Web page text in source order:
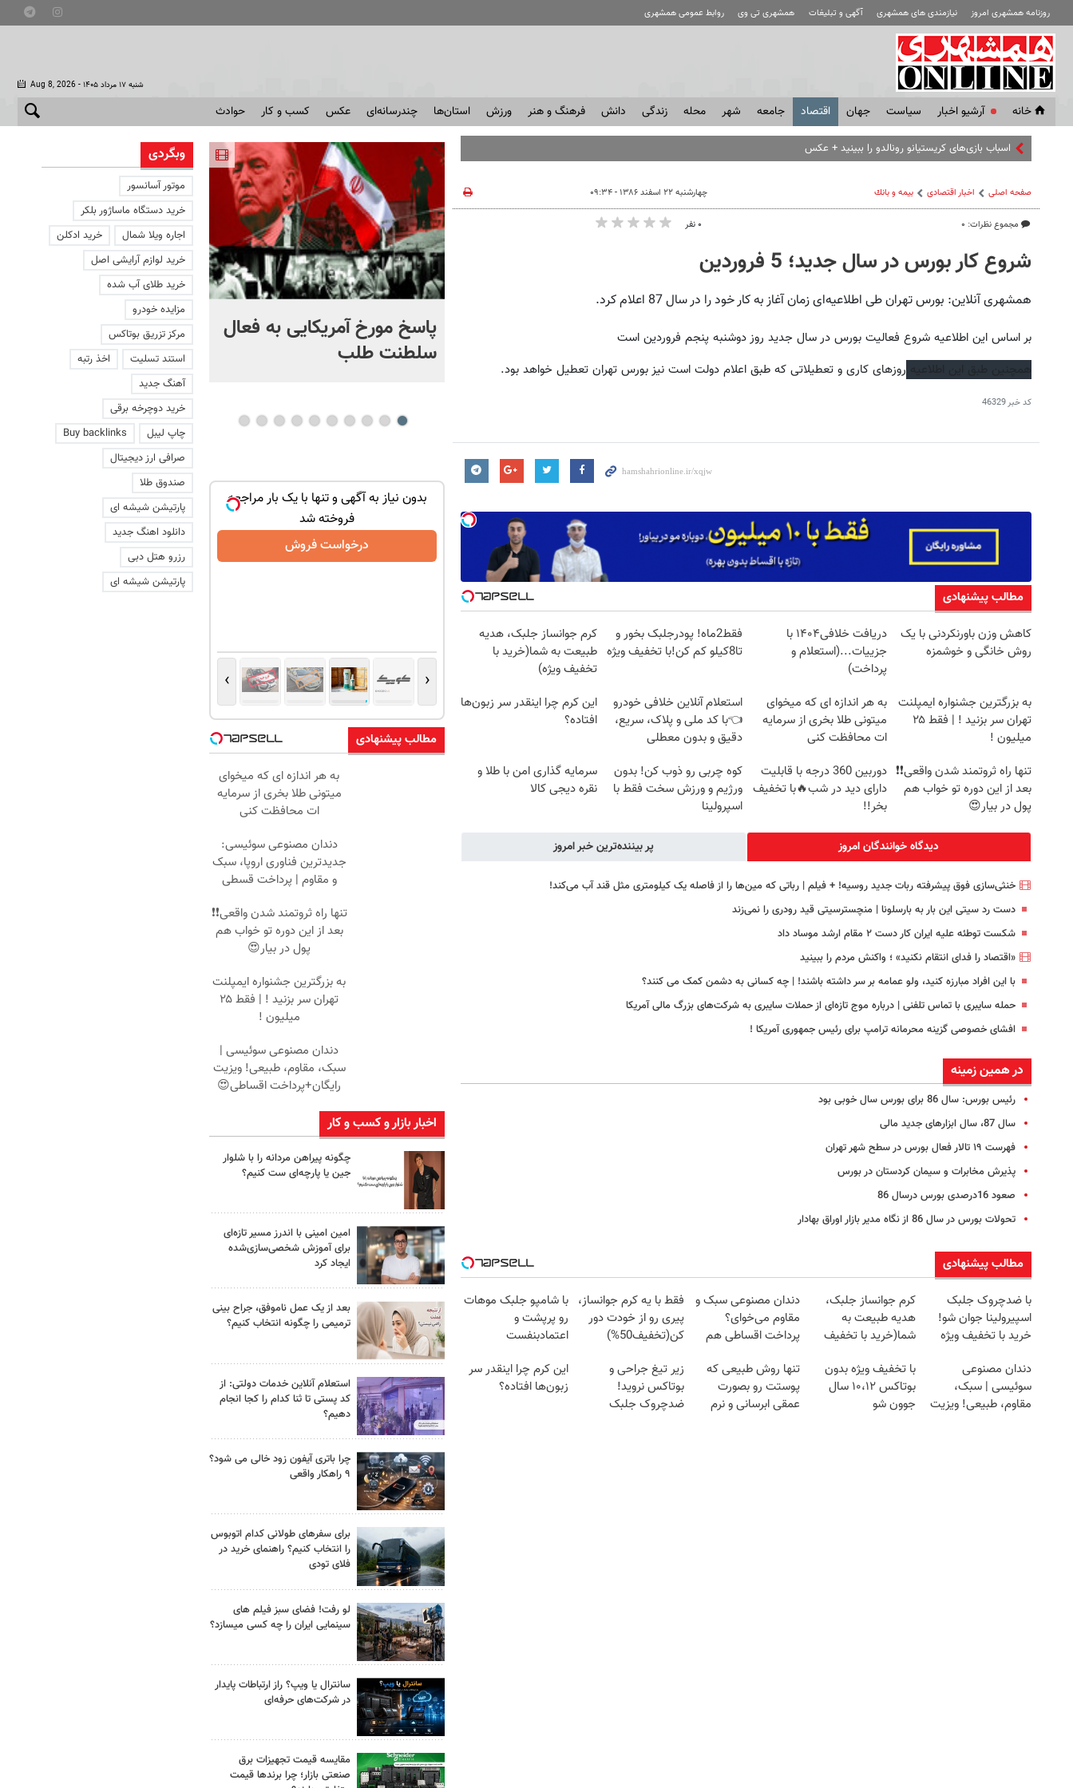
روزنامه همشهری امروز نیازمندی های همشهری آگهی و تبلیغات همشهری تی وی روابط عمومی همشهری
Aug 8, 2026 - شنبه ۱۷ مرداد ۱۴۰۵
خانه آرشیو اخبار سياست جهان اقتصاد جامعه شهر محله زندگی دانش فرهنگ و هنر ورزش استان‌ها چندرسانه‌ای عکس کسب و کار حوادث
اسباب‌ بازی‌های کریستیانو رونالدو را ببینید + عکس
صفحه اصلی اخبار اقتصادی بيمه و بانك
مجموع نظرات: ۰
چهارشنبه ۲۲ اسفند ۱۳۸۶ - ۰۹:۳۴
۰ نفر
شروع کار بورس در سال جدید؛ 5 فروردین
همشهری آنلاین: بورس تهران طی اطلاعیه‌ای زمان آغاز به کار خود را در سال 87 اعلام کرد.
بر اساس این اطلاعیه شروع فعالیت بورس در سال جدید روز دوشنبه پنجم فروردین است
روزهای کاری و تعطیلاتی که طبق اعلام دولت است نیز بورس تهران تعطیل خواهد بود.
کد خبر46329
مطالب پیشنهادی
کاهش وزن باورنکردنی با یک
روش خانگی و خوشمزه
دریافت خلافی۱۴۰۴ با
جزییات...(استعلام و
پرداخت)
فقط2ماه! پودرجلبک بخور و
تا8کیلو کم کن!با تخفیف ویژه
کرم جوانساز جلبک، هدیه
طبیعت به شما(خرید با
تخفیف ویژه)
به بزرگترین جشنواره ایمپلنت
تهران سر بزنید ! | فقط ۲۵
میلیون !
به هر اندازه ای که میخوای
میتونی طلا بخری از سرمایه
ات محافظت کنی
استعلام آنلاین خلافی خودرو
👈با کد ملی و پلاک، سریع،
دقیق و بدون معطلی
این کرم چرا اینقدر سر زبون‌ها
افتاده؟
تنها راه ثروتمند شدن واقعی❗❗
بعد از این دوره تو خواب هم
پول در بیار😍
دوربین 360 درجه با قابلیت
دارای دید در شب🔥با تخفیف
بخر!!
کوه چربی رو ذوب کن! بدون
ورژیم و ورزش سخت فقط با
اسپرولینا
سرمایه گذاری امن با طلا و
نقره دیجی کالا
دیدگاه خوانندگان امروز پر بیننده‌ترین خبر امروز
خنثی‌سازی فوق پیشرفته ربات جدید روسیه! + فیلم | رباتی که مین‌ها را از فاصله یک کیلومتری مثل قند آب می‌کند!
دست رد سیتی این بار به بارسلونا | منچسترسیتی قید رودری را نمی‌زند
شکست توطئه علیه ایران کار دست ۲ مقام ارشد موساد داد
«اقتصاد را فدای انتقام نکنید» ؛ واکنش مردم را ببینید
با این افراد مبارزه کنید، ولو عمامه بر سر داشته باشند! | چه کسانی به دشمن کمک می کنند؟
حمله سایبری با تماس تلفنی | درباره موج تازه‌ای از حملات سایبری به شرکت‌های بزرگ مالی آمریکا
افشای خصوصی گزینه محرمانه ترامپ برای رئیس جمهوری آمریکا !
در همین زمینه
رئیس بورس: سال 86 برای بورس سال خوبی بود
سال 87، سال ابزارهای جدید مالی
فهرست ۱۹ تالار فعال بورس در سطح شهر تهران
پذیرش مخابرات و سیمان کردستان در بورس
صعود 16درصدی بورس درسال 86
تحولات بورس در سال 86 از نگاه مدیر بازار اوراق بهادار
مطالب پیشنهادی
با ضدچروک جلبک
اسپیرولینا جوان شو!
خرید با تخفیف ویژه
کرم جوانساز جلبک،
هدیه طبیعت به
شما(خرید با تخفیف
دندان مصنوعی سبک و
مقاوم می‌خوای؟
پرداخت اقساطی هم
فقط با یه کرم جوانساز،
پیری رو از خودت دور
کن(تخفیف50%)
با شامپو جلبک موهات
رو پرپشت و
اعتمادبنفست
دندان مصنوعی
سوئیسی | سبک،
مقاوم، طبیعی! ویزیت
با تخفیف ویژه بدون
بوتاکس ۱۰،۱۲ سال
جوون شو
تنها روش طبیعی که
پوستت رو بصورت
عمقی ابرسانی و نرم
زیر تیغ جراحی و
بوتاکس نروید!
ضدچروک جلبک
این کرم چرا اینقدر سر
زبون‌ها افتاده؟
شادمهر عقیلی قطعه «گل
یاس» را بازخوانی کرد | ببینید
پاسخ مورخ آمریکایی به فعال
سلطنت طلب
با دوچرخه به مترو بروید
سریع و راحت بفروش
درخواست فروش
خالیه!45%تخفیف
خرید محصول
درخواست فروش
بدون نیاز به آگهی و تنها با یک بار مراجعه
فروخته شد
درخواست فروش
‹
›
مطالب پیشنهادی
به هر اندازه ای که میخوای
میتونی طلا بخری از سرمایه
ات محافظت کنی
دندان مصنوعی سوئیسی:
جدیدترین فناوری اروپا، سبک
و مقاوم | پرداخت قسطی
تنها راه ثروتمند شدن واقعی❗❗
بعد از این دوره تو خواب هم
پول در بیار😍
به بزرگترین جشنواره ایمپلنت
تهران سر بزنید ! | فقط ۲۵
میلیون !
دندان مصنوعی سوئیسی |
سبک، مقاوم، طبیعی! ویزیت
رایگان+پرداخت اقساطی😍
اخبار بازار و کسب و کار
چگونه پیراهن مردانه را با شلوار
جین یا پارچه‌ای ست کنیم؟
امین امینی با اندرز مسیر تازه‌ای
برای آموزش شخصی‌سازی‌شده
ایجاد کرد
بعد از یک عمل ناموفق، جراح بینی
ترمیمی را چگونه انتخاب کنیم؟
استعلام آنلاین خدمات دولتی: از
کد پستی تا ثنا کدام را کجا انجام
دهیم؟
چرا باتری آیفون زود خالی می شود؟
۹ راهکار واقعی
برای سفرهای طولانی کدام اتوبوس
را انتخاب کنیم؟ راهنمای خرید در
فلای تودی
لو رفت! فضای سبز فیلم های
سینمایی ایران را چه کسی میسازد؟
سانترال یا ویپ؟ راز ارتباطات پایدار
در شرکت‌های حرفه‌ای
مقایسه قیمت تجهیزات برق
صنعتی بازار؛ چرا برندها قیمت
وبگردی
موتور آسانسور
خرید دستگاه ماساژور بلکر
اجاره ویلا شمال
خرید ادکلن
خرید لوازم آرایشی اصل
خرید طلای آب شده
مزایده خودرو
مرکز تزریق بوتاکس
استند تسلیت
اخذ رتبه
آهنگ جدید
خرید دوچرخه برقی
چاپ لیبل
Buy backlinks
صرافی ارز دیجیتال
صندوق طلا
پارتیشن شیشه ای
دانلود اهنگ جدید
رزرو هتل دبی
پارتیشن شیشه ای